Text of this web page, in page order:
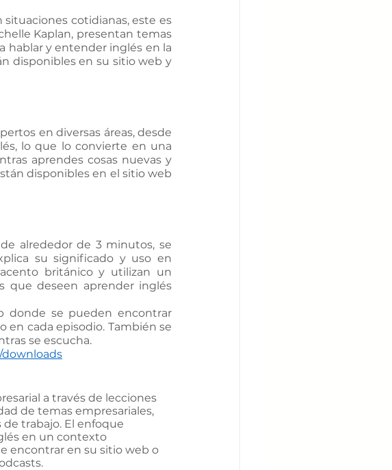
cotidianas, este es
Kaplan, presentan temas
hablar y entender inglés en la
disponibles en su sitio web y
en diversas áreas, desde
lo que lo convierte en una
aprendes cosas nuevas y
disponibles en el sitio web
alrededor de 3 minutos, se
su significado y uso en
británico y utilizan un
que deseen aprender inglés
donde se pueden encontrar
en cada episodio. También se
se escucha.
a través de lecciones
de temas empresariales,
trabajo. El enfoque
en un contexto
encontrar en su sitio web o